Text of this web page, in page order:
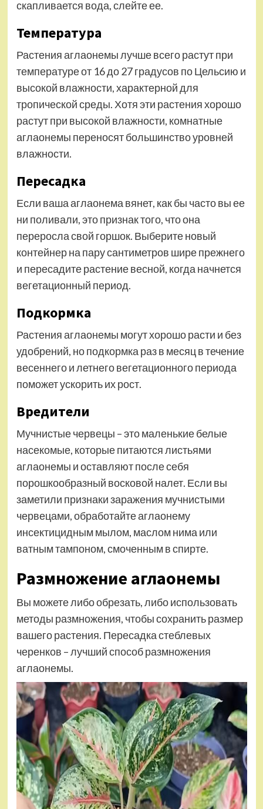
скапливается вода, слейте ее.
Температура
Растения аглаонемы лучше всего растут при
температуре от 16 до 27 градусов по Цельсию и
высокой влажности, характерной для
тропической среды. Хотя эти растения хорошо
растут при высокой влажности, комнатные
аглаонемы переносят большинство уровней
влажности.
Пересадка
Если ваша аглаонема вянет, как бы часто вы ее
ни поливали, это признак того, что она
переросла свой горшок. Выберите новый
контейнер на пару сантиметров шире прежнего
и пересадите растение весной, когда начнется
вегетационный период.
Подкормка
Растения аглаонемы могут хорошо расти и без
удобрений, но подкормка раз в месяц в течение
весеннего и летнего вегетационного периода
поможет ускорить их рост.
Вредители
Мучнистые червецы – это маленькие белые
насекомые, которые питаются листьями
аглаонемы и оставляют после себя
порошкообразный восковой налет. Если вы
заметили признаки заражения мучнистыми
червецами, обработайте аглаонему
инсектицидным мылом, маслом нима или
ватным тампоном, смоченным в спирте.
Размножение аглаонемы
Вы можете либо обрезать, либо использовать
методы размножения, чтобы сохранить размер
вашего растения. Пересадка стеблевых
черенков – лучший способ размножения
аглаонемы.